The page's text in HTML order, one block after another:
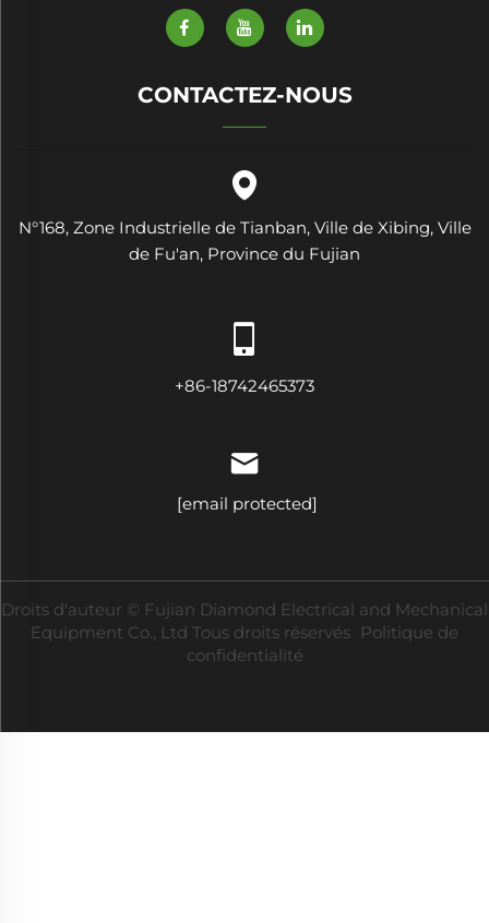
CONTACTEZ-NOUS
N°168, Zone Industrielle de Tianban, Ville de Xibing, Ville
de Fu'an, Province du Fujian
+86-18742465373
[email protected]
Droits d'auteur © Fujian Diamond Electrical and Mechanical
Equipment Co., Ltd Tous droits réservés Politique de
confidentialité